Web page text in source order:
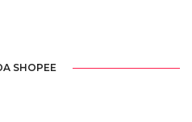
SHOPEE